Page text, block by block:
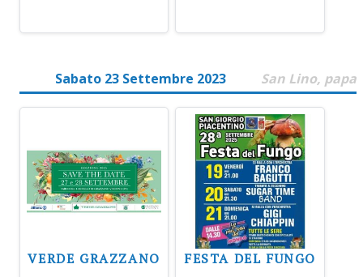
Sabato 23 Settembre 2023 San Lino, papa
VERDE GRAZZANO
FESTA DEL FUNGO